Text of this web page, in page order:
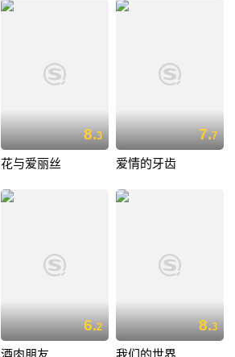
8.3
花与爱丽丝
7.7
爱情的牙齿
6.2 8.3